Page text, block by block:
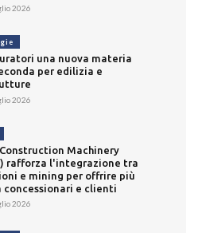
2026
una nuova materia
per edilizia e
2026
Machinery
rafforza l'integrazione tra
e mining per offrire più
concessionari e clienti
2026